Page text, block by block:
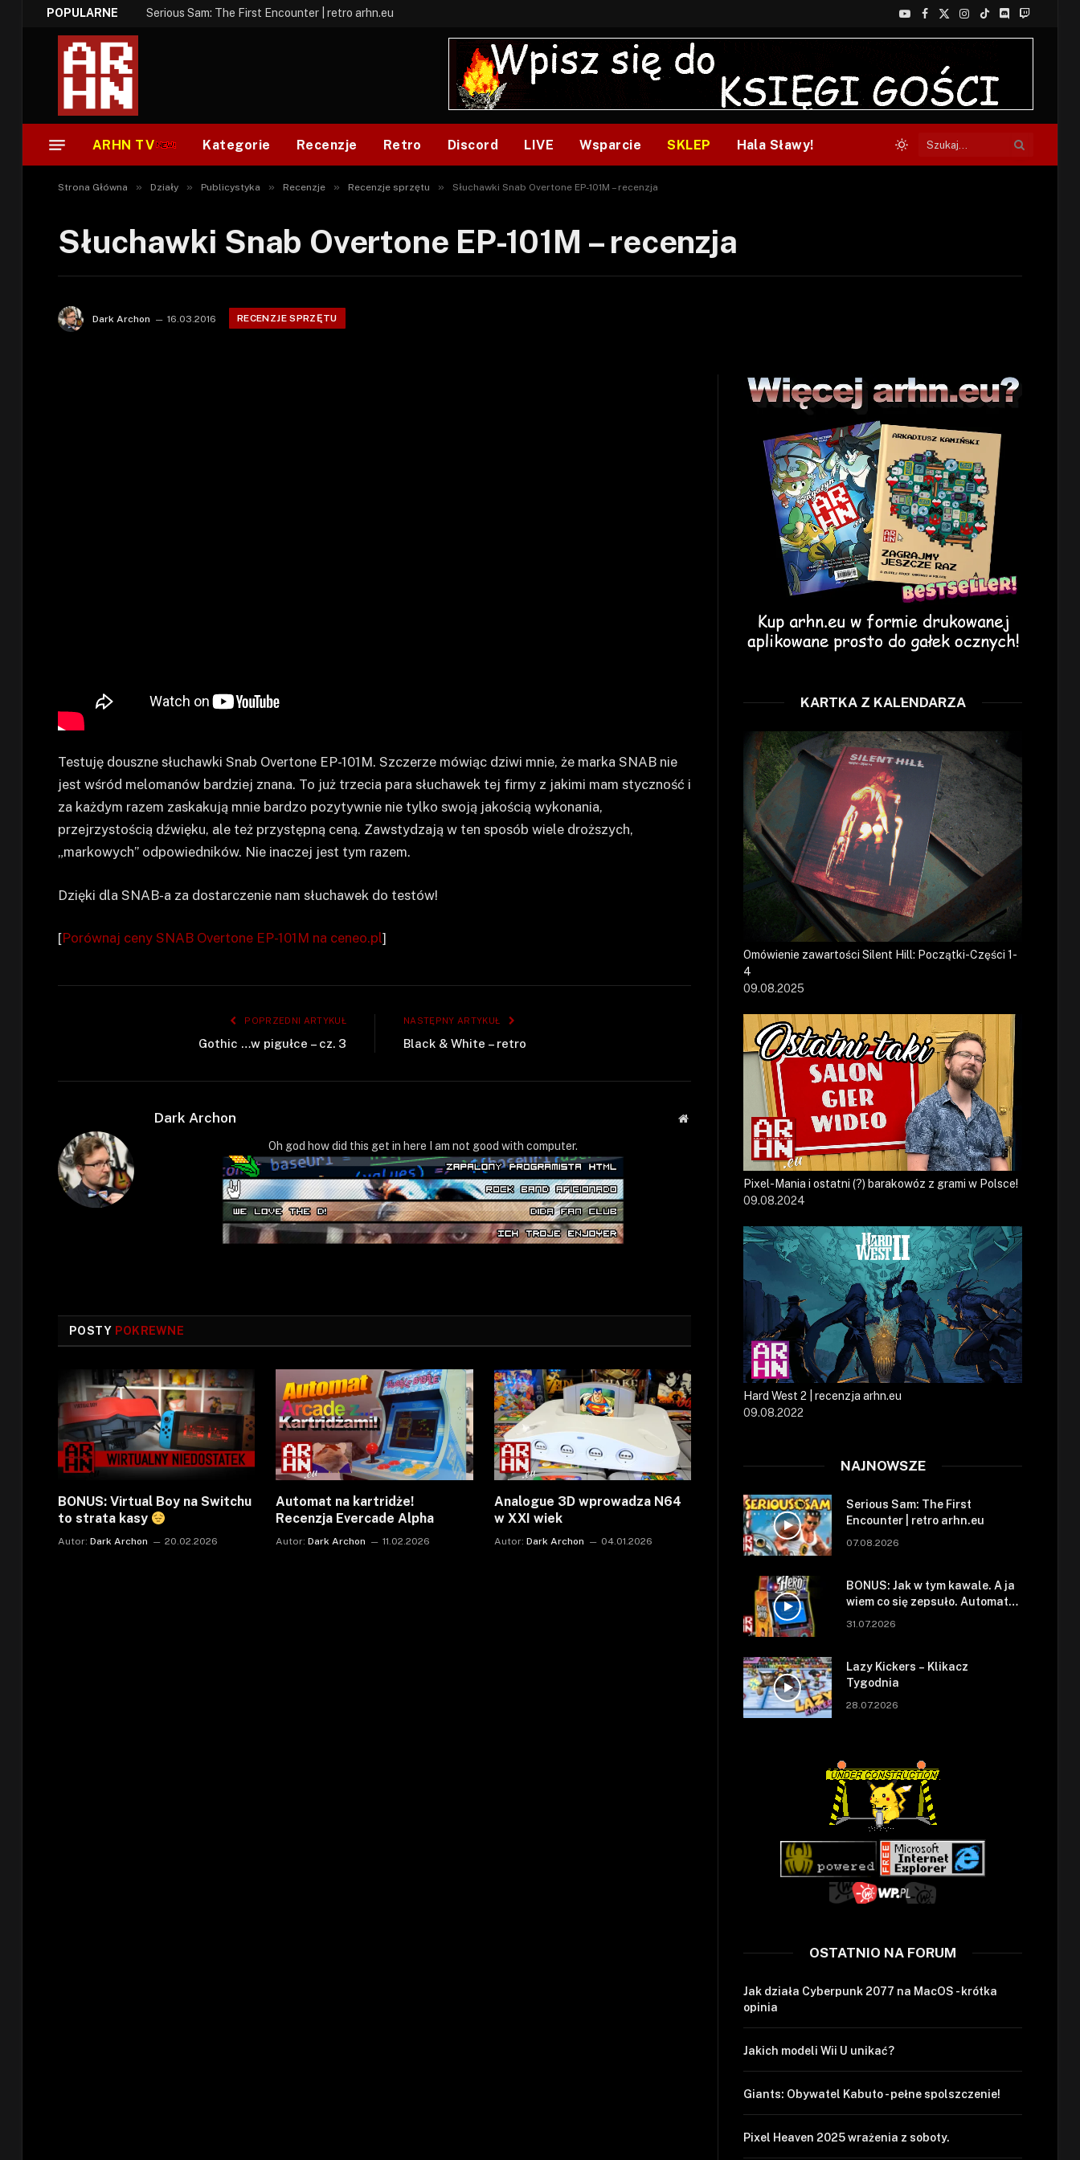
POPULARNE Serious Sam: The First Encounter | retro arhn.eu
YouTube
Facebook
X
(Twitter)
Instagram
TikTokDiscordTwitch
ARHN TV Kategorie Recenzje Retro Discord LIVE Wsparcie SKLEP Hala Sławy!
Strona Główna » Działy » Publicystyka » Recenzje » Recenzje sprzętu » Słuchawki Snab Overtone EP-101M – recenzja
Słuchawki Snab Overtone EP-101M – recenzja
Dark Archon 16.03.2016 RECENZJE SPRZĘTU
Testuję douszne słuchawki Snab Overtone EP-101M. Szczerze mówiąc dziwi mnie, że marka SNAB nie
jest wśród melomanów bardziej znana. To już trzecia para słuchawek tej firmy z jakimi mam styczność i
za każdym razem zaskakują mnie bardzo pozytywnie nie tylko swoją jakością wykonania,
przejrzystością dźwięku, ale też przystępną ceną. Zawstydzają w ten sposób wiele droższych,
„markowych” odpowiedników. Nie inaczej jest tym razem.
Dzięki dla SNAB-a za dostarczenie nam słuchawek do testów!
[Porównaj ceny SNAB Overtone EP-101M na ceneo.pl]
POPRZEDNI ARTYKUŁ
Gothic …w pigułce – cz. 3
NASTĘPNY ARTYKUŁ
Black & White – retro
Dark Archon
Strona
Oh god how did this get in here I am not good with computer.
POSTY POKREWNE
BONUS: Virtual Boy na Switchu
to strata kasy
Autor: Dark Archon 20.02.2026
Automat na kartridże!
Recenzja Evercade Alpha
Autor: Dark Archon 11.02.2026
Analogue 3D wprowadza N64
w XXI wiek
Autor: Dark Archon 04.01.2026
KARTKA Z KALENDARZA
Omówienie zawartości Silent Hill: Początki-Części 1-
4
09.08.2025
Pixel-Mania i ostatni (?) barakowóz z grami w Polsce!
09.08.2024
Hard West 2 | recenzja arhn.eu
09.08.2022
NAJNOWSZE
Serious Sam: The First
Encounter | retro arhn.eu
07.08.2026
BONUS: Jak w tym kawale. A ja
wiem co się zepsuło. Automat
31.07.2026
Lazy Kickers – Klikacz
Tygodnia
28.07.2026
OSTATNIO NA FORUM
Jak działa Cyberpunk 2077 na MacOS - krótka
opinia
Jakich modeli Wii U unikać?
Giants: Obywatel Kabuto - pełne spolszczenie!
Pixel Heaven 2025 wrażenia z soboty.